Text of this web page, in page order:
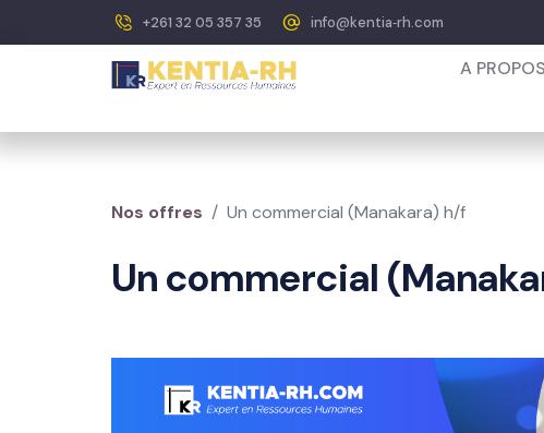
+261 32 05 357 35 info@kentia‐rh.com
A PROPOS
Nos offres Un commercial (Manakara) h/f
Un commercial